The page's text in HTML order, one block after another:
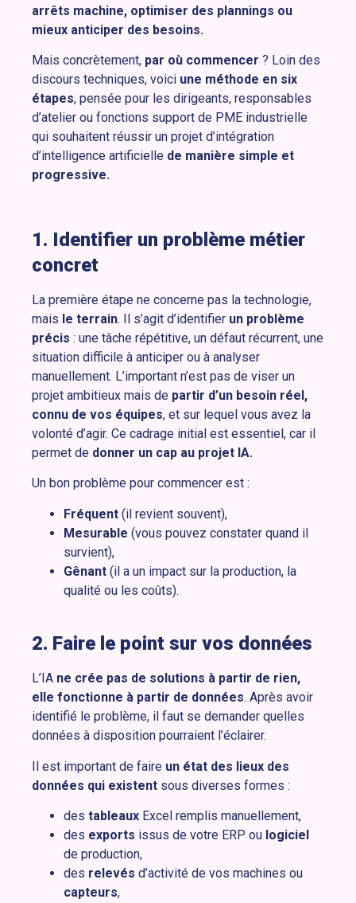
arrêts machine, optimiser des plannings ou
mieux anticiper des besoins.
Mais concrètement, par où commencer ? Loin des
discours techniques, voici une méthode en six
étapes, pensée pour les dirigeants, responsables
d’atelier ou fonctions support de PME industrielle
qui souhaitent réussir un projet d’intégration
d’intelligence artificielle de manière simple et
progressive.
1. Identifier un problème métier
concret
La première étape ne concerne pas la technologie,
mais le terrain. Il s’agit d’identifier un problème
précis : une tâche répétitive, un défaut récurrent, une
situation difficile à anticiper ou à analyser
manuellement. L’important n’est pas de viser un
projet ambitieux mais de partir d’un besoin réel,
connu de vos équipes, et sur lequel vous avez la
volonté d’agir. Ce cadrage initial est essentiel, car il
permet de donner un cap au projet IA.
Un bon problème pour commencer est :
Fréquent (il revient souvent),
Mesurable (vous pouvez constater quand il
survient),
Gênant (il a un impact sur la production, la
qualité ou les coûts).
2. Faire le point sur vos données
L’IA ne crée pas de solutions à partir de rien,
elle fonctionne à partir de données. Après avoir
identifié le problème, il faut se demander quelles
données à disposition pourraient l’éclairer.
Il est important de faire un état des lieux des
données qui existent sous diverses formes :
des tableaux Excel remplis manuellement,
des exports issus de votre ERP ou logiciel
de production,
des relevés d’activité de vos machines ou
capteurs,